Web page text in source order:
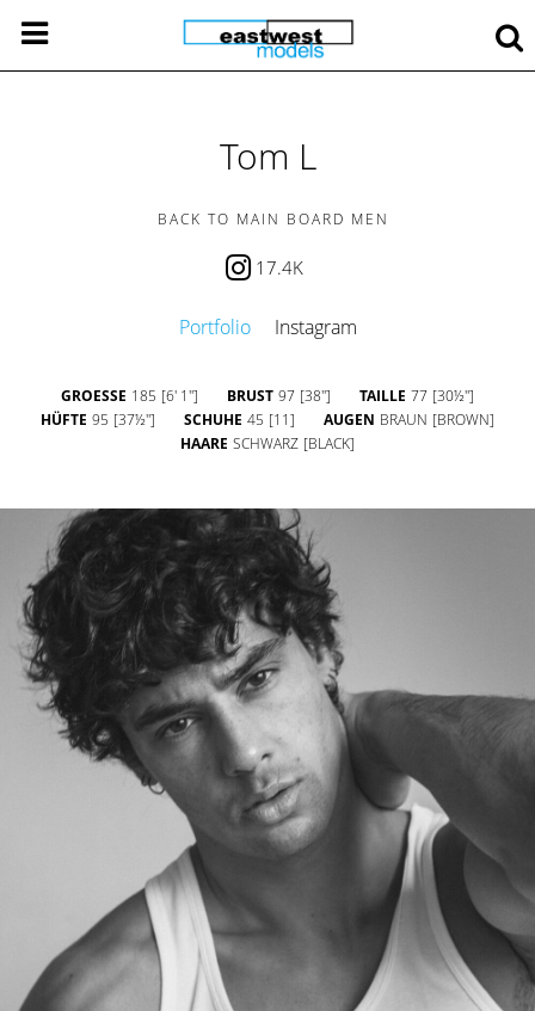
Tom L
BACK TO MAIN BOARD MEN
17.4K
Portfolio Instagram
GROESSE 185 [6' 1''] BRUST 97 [38''] TAILLE 77 [30½'']
HÜFTE 95 [37½''] SCHUHE 45 [11] AUGEN BRAUN [BROWN]
HAARE SCHWARZ [BLACK]